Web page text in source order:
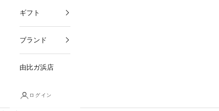
ギフト
ブランド
由比ガ浜店
ログイン